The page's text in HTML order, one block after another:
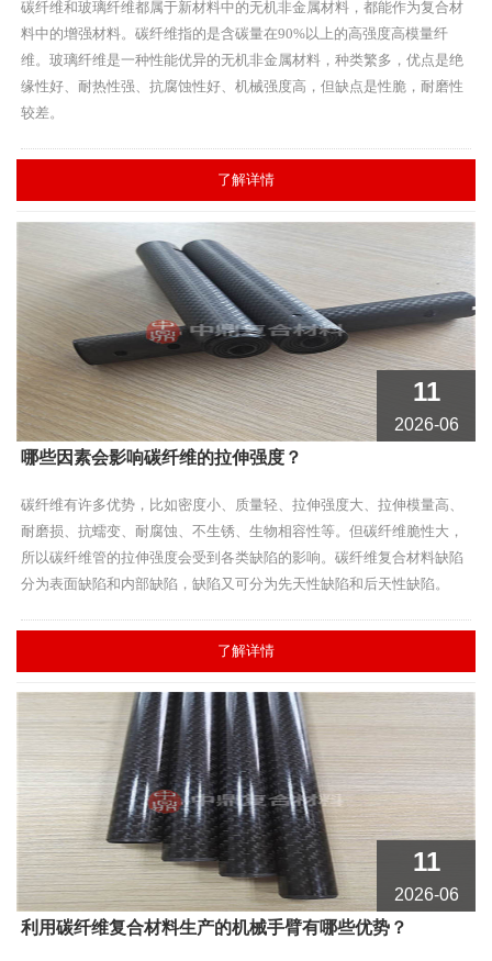
碳纤维和玻璃纤维都属于新材料中的无机非金属材料，都能作为复合材
料中的增强材料。碳纤维指的是含碳量在90%以上的高强度高模量纤
维。玻璃纤维是一种性能优异的无机非金属材料，种类繁多，优点是绝
缘性好、耐热性强、抗腐蚀性好、机械强度高，但缺点是性脆，耐磨性
较差。
了解详情
11
2026-06
哪些因素会影响碳纤维的拉伸强度？
碳纤维有许多优势，比如密度小、质量轻、拉伸强度大、拉伸模量高、
耐磨损、抗蠕变、耐腐蚀、不生锈、生物相容性等。但碳纤维脆性大，
所以碳纤维管的拉伸强度会受到各类缺陷的影响。碳纤维复合材料缺陷
分为表面缺陷和内部缺陷，缺陷又可分为先天性缺陷和后天性缺陷。
了解详情
11
2026-06
利用碳纤维复合材料生产的机械手臂有哪些优势？